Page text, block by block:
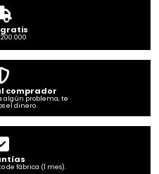
gratis
comprador
algún problema, te
el dinero.
de fábrica (1 mes).